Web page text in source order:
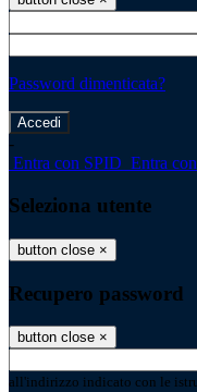
Password dimenticata?
-
Entra con SPID Entra
Seleziona utente
button close ×
Recupero password
button close ×
all'indirizzo indicato con le